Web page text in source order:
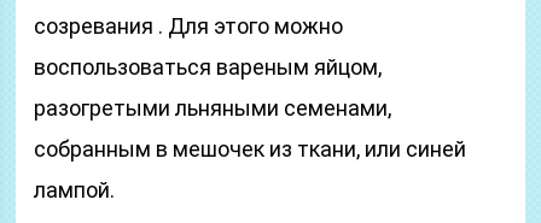
созревания . Для этого можно
воспользоваться вареным яйцом,
разогретыми льняными семенами,
собранным в мешочек из ткани, или синей
лампой.